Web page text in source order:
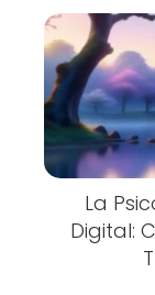
La
Digital: